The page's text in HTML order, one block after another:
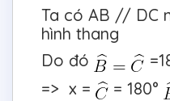
Ta có AB // DC
hình thang
Do đó
=> x =
= 180°